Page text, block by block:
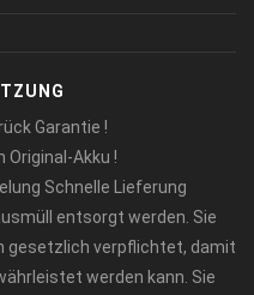
Garantie !
Original-Akku !
Schnelle Lieferung
entsorgt werden. Sie
gesetzlich verpflichtet, damit
werden kann. Sie